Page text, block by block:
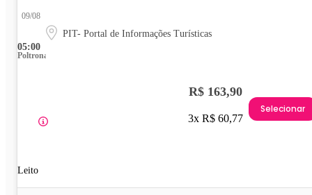
05:00
09/08
PIT- Portal de Informações Turísticas
Poltrona
Leito
R$ 163,90
3x R$ 60,77
Selecionar